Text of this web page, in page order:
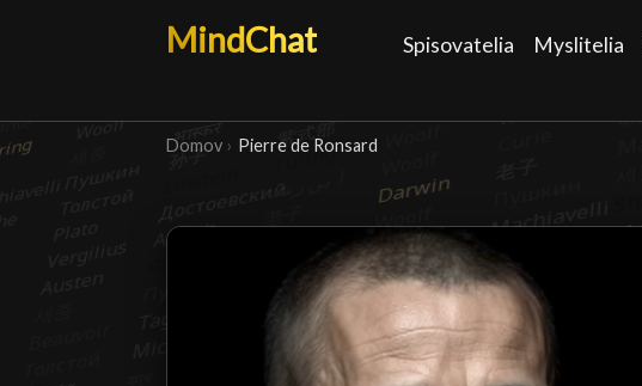
MindChat Spisovatelia Myslitelia
Domov › Pierre de Ronsard